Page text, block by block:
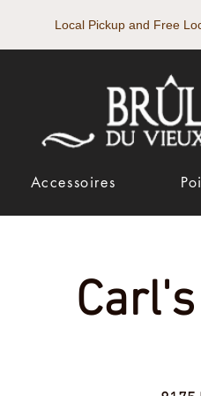
Local Pickup and Free
Accessoires